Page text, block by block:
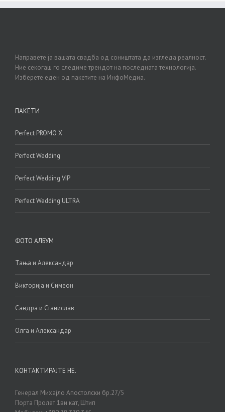
Направете ја вашата свадба од соништата да изгледа реалност.
Ние секогаш го следиме трендот на последната технологија.
Изберете еден од пакетите на ИнфоМедиа.
ПАКЕТИ
Perfect PROMO X
Perfect Wedding
Perfect Wedding VIP
Perfect Wedding ULTRA
ФОТО АЛБУМ
Тања и Александар
Викторија и Симеон
Сандра и Станислав
Олга и Александар
КОНТАКТИРАЈТЕ НЕ.
Генерал Михајло Апостолски бр.27/5
Порта Пролет 1ви кат, Штип